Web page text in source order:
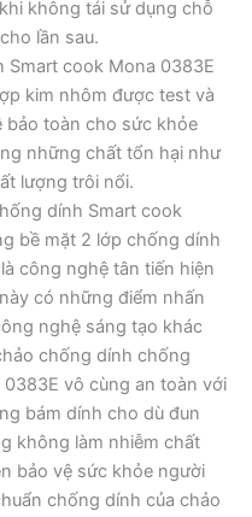
không tái sử dụng chỗ
lần sau.
Smart cook Mona 0383E
kim nhôm được test và
bảo toàn cho sức khỏe
những chất tổn hại như
lượng trôi nổi.
dính Smart cook
bề mặt 2 lớp chống dính
công nghệ tân tiến hiện
có những điểm nhấn
nghệ sáng tạo khác
chống dính chống
vô cùng an toàn với
bám dính cho dù đun
không làm nhiễm chất
bảo vệ sức khỏe người
chống dính của chảo